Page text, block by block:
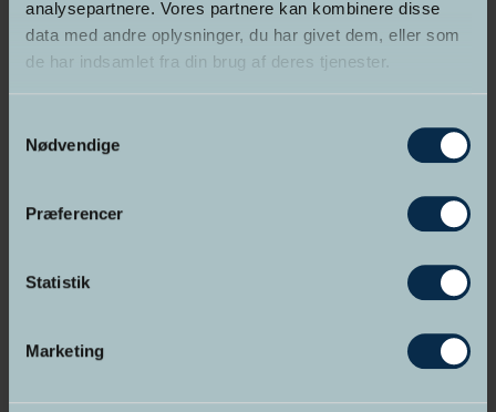
analysepartnere. Vores partnere kan kombinere disse
data med andre oplysninger, du har givet dem, eller som
de har indsamlet fra din brug af deres tjenester.
Nødvendige
Præferencer
Statistik
Marketing
Persondatapolitik
•NLP Practitioner